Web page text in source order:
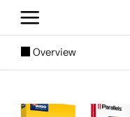
[SUBNAV] Blogs
Overview
Image